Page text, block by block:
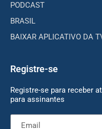
PODCAST
BRASIL
BAIXAR APLICATIVO DA
Registre-se
Registre-se para receber
para assinantes